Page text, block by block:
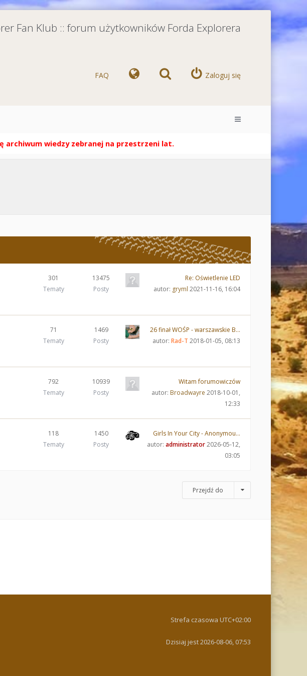
Fan Klub :: forum użytkowników Forda Explorera
FAQ Zaloguj się
archiwum wiedzy zebranej na przestrzeni lat.
301
Tematy
13475
Posty
Re: Oświetlenie LED
autor: gryml 2021-11-16, 16:04
71
Tematy
1469
Posty
26 finał WOŚP - warszawskie B…
autor: Rad-T 2018-01-05, 08:13
792
Tematy
10939
Posty
Witam forumowiczów
autor: Broadwayre 2018-10-01,
12:33
118
Tematy
1450
Posty
Girls In Your City - Anonymou…
autor: administrator2026-05-12,
03:05
Przejdź do
Strefa czasowa UTC+02:00
Dzisiaj jest 2026-08-06, 07:53